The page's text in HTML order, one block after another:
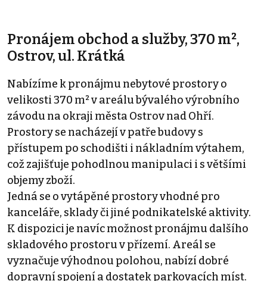
Pronájem obchod a služby, 370 m²,
Ostrov, ul. Krátká
Nabízíme k pronájmu nebytové prostory o
velikosti 370 m² v areálu bývalého výrobního
závodu na okraji města Ostrov nad Ohří.
Prostory se nacházejí v patře budovy s
přístupem po schodišti i nákladním výtahem,
což zajišťuje pohodlnou manipulaci i s většími
objemy zboží.
Jedná se o vytápěné prostory vhodné pro
kanceláře, sklady či jiné podnikatelské aktivity.
K dispozici je navíc možnost pronájmu dalšího
skladového prostoru v přízemí. Areál se
vyznačuje výhodnou polohou, nabízí dobré
dopravní spojení a dostatek parkovacích míst.